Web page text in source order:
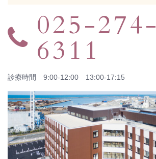
025-274-
6311
診療時間 9:00-12:00 13:00-17:15